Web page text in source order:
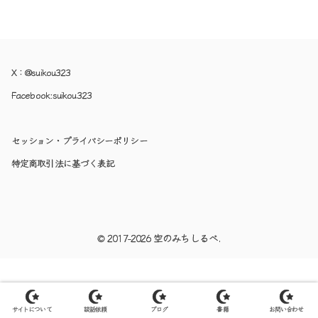
X：@suikou323
Facebook:suikou323
セッション・プライバシーポリシー
特定商取引法に基づく表記
© 2017-2026 空のみちしるべ.
サイトについて 談話依頼 ブログ 書籍 お問い合わせ